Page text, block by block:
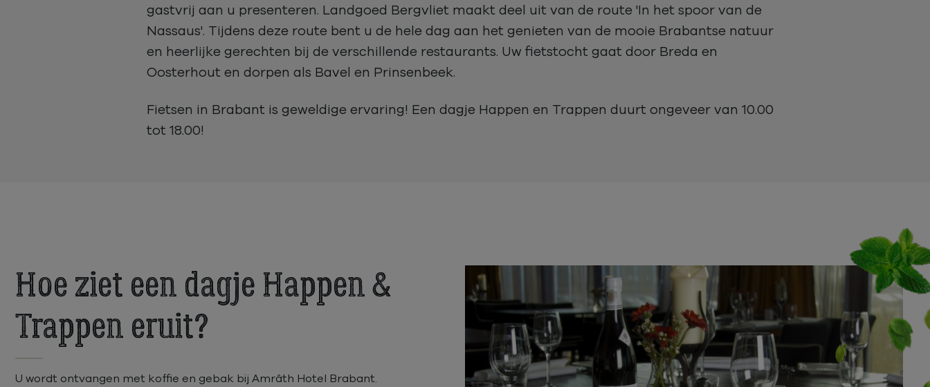
gastvrij aan u presenteren. Landgoed Bergvliet maakt deel uit van de route 'In het spoor van de
Nassaus'. Tijdens deze route bent u de hele dag aan het genieten van de mooie Brabantse natuur
en heerlijke gerechten bij de verschillende restaurants. Uw fietstocht gaat door Breda en
Oosterhout en dorpen als Bavel en Prinsenbeek.
Fietsen in Brabant is geweldige ervaring! Een dagje Happen en Trappen duurt ongeveer van 10.00
tot 18.00!
Hoe ziet een dagje Happen &
Trappen eruit?
U wordt ontvangen met koffie en gebak bij Amrâth Hotel Brabant.